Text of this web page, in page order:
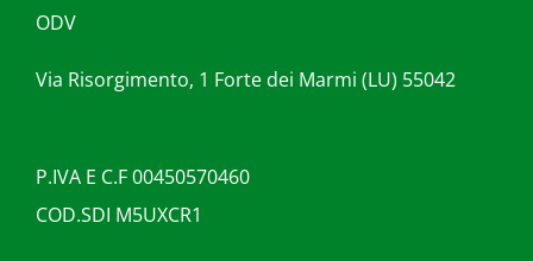
ODV
Via Risorgimento, 1 Forte dei Marmi (LU) 55042
P.IVA E C.F 00450570460
COD.SDI M5UXCR1